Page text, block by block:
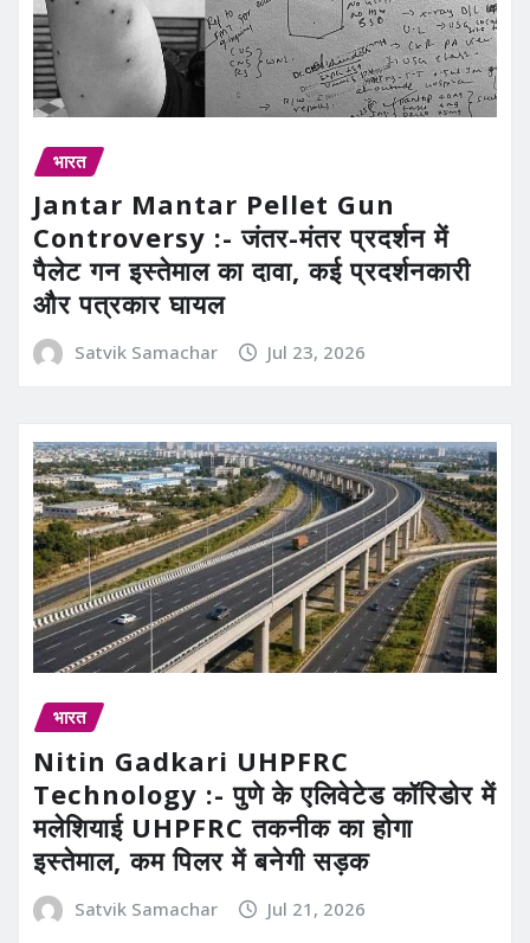
भारत
Jantar Mantar Pellet Gun
Controversy :- जंतर-मंतर प्रदर्शन में
पैलेट गन इस्तेमाल का दावा, कई प्रदर्शनकारी
और पत्रकार घायल
Satvik Samachar Jul 23, 2026
भारत
Nitin Gadkari UHPFRC
Technology :- पुणे के एलिवेटेड कॉरिडोर में
मलेशियाई UHPFRC तकनीक का होगा
इस्तेमाल, कम पिलर में बनेगी सड़क
Satvik Samachar Jul 21, 2026